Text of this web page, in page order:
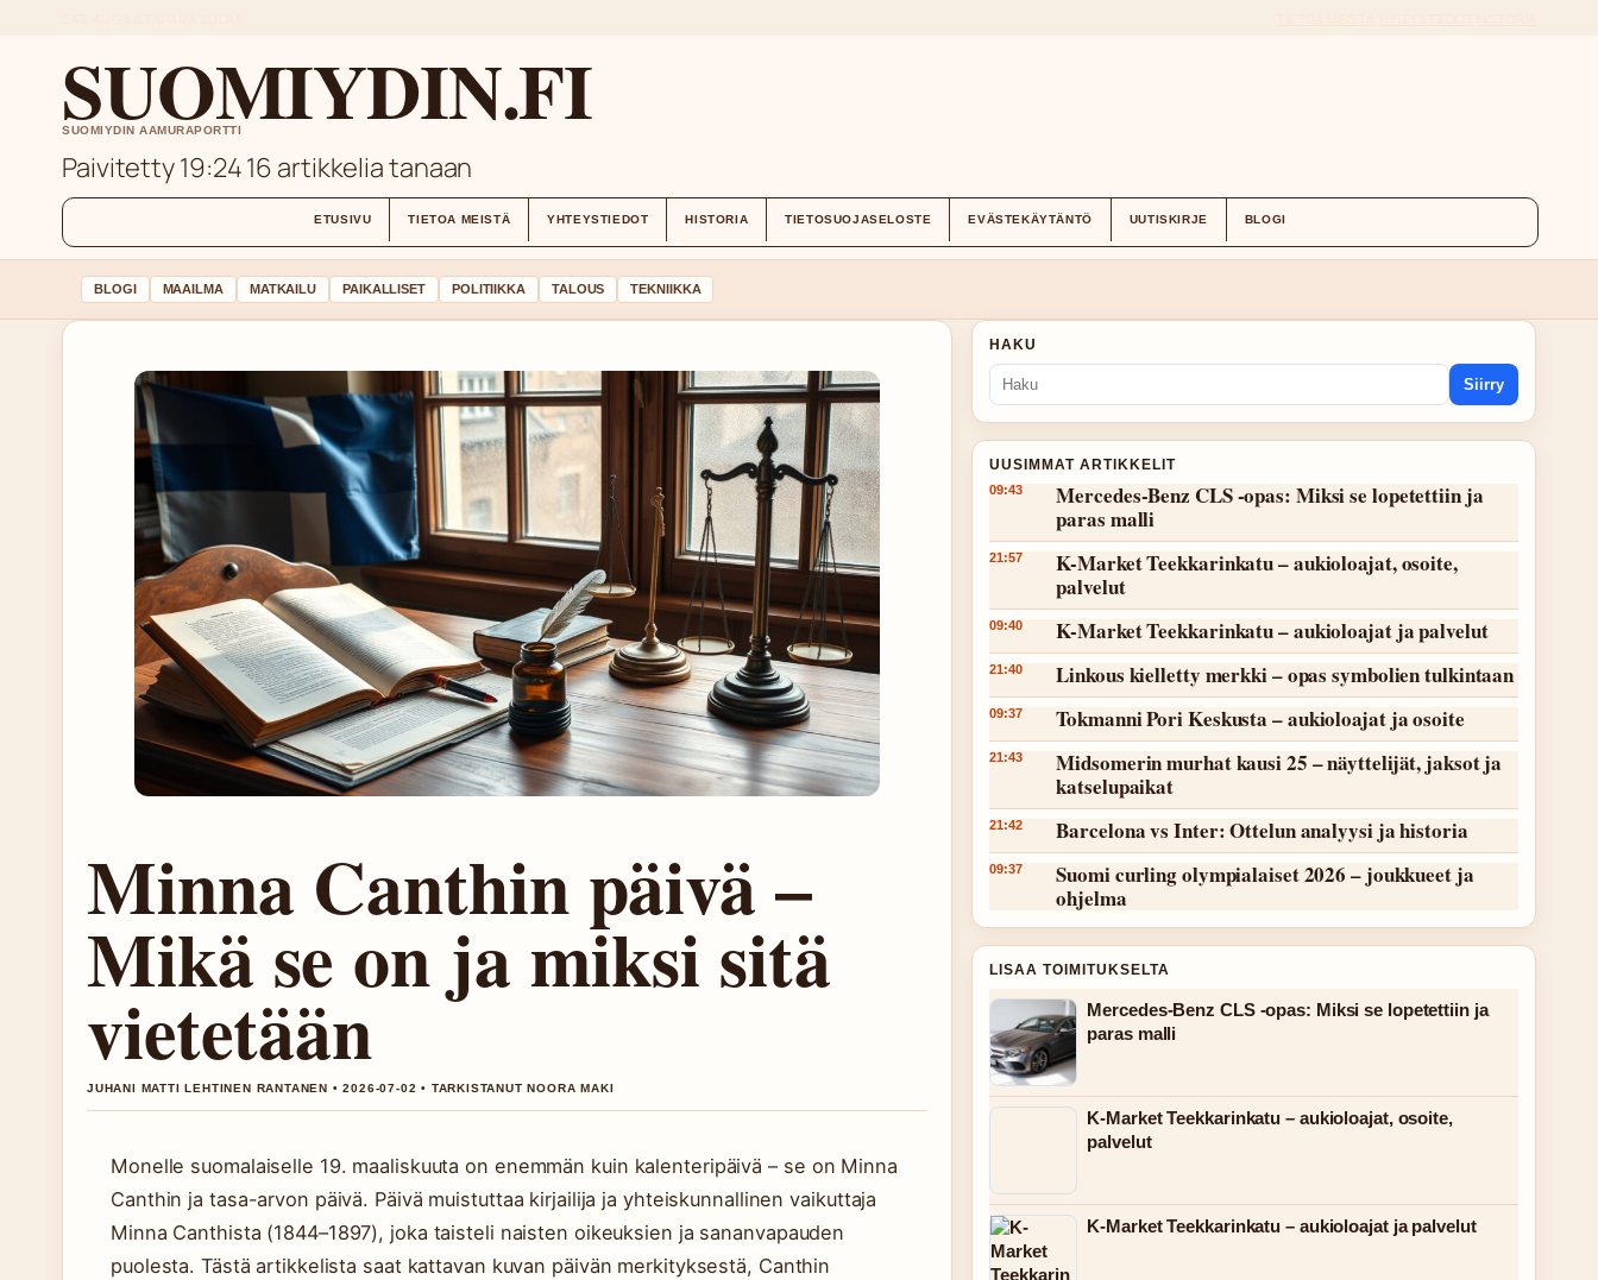
SUOMIYDIN.FI
SUOMIYDIN AAMURAPORTTI
Paivitetty 19:2416 artikkelia tanaan
ETUSIVU TIETOA MEISTÄ YHTEYSTIEDOT HISTORIA TIETOSUOJASELOSTE EVÄSTEKÄYTÄNTÖ UUTISKIRJE BLOGI
BLOGI MAAILMA MATKAILU PAIKALLISET POLITIIKKA TALOUS TEKNIIKKA
Minna Canthin päivä –
Mikä se on ja miksi sitä
vietetään
JUHANI MATTI LEHTINEN RANTANEN • 2026-07-02 • TARKISTANUT NOORA MAKI
Monelle suomalaiselle 19. maaliskuuta on enemmän kuin kalenteripäivä – se on Minna
Canthin ja tasa-arvon päivä. Päivä muistuttaa kirjailija ja yhteiskunnallinen vaikuttaja
Minna Canthista (1844–1897), joka taisteli naisten oikeuksien ja sananvapauden
puolesta. Tästä artikkelista saat kattavan kuvan päivän merkityksestä, Canthin
HAKU
Siirry
UUSIMMAT ARTIKKELIT
09:43
Mercedes-Benz CLS -opas: Miksi se lopetettiin ja
paras malli
21:57
K-Market Teekkarinkatu – aukioloajat, osoite,
palvelut
09:40 K-Market Teekkarinkatu – aukioloajat ja palvelut
21:40 Linkous kielletty merkki – opas symbolien tulkintaan
09:37 Tokmanni Pori Keskusta – aukioloajat ja osoite
21:43
Midsomerin murhat kausi 25 – näyttelijät, jaksot ja
katselupaikat
21:42 Barcelona vs Inter: Ottelun analyysi ja historia
09:37
Suomi curling olympialaiset 2026 – joukkueet ja
ohjelma
LISAA TOIMITUKSELTA
Mercedes-Benz CLS -opas: Miksi se lopetettiin ja
paras malli
K-Market Teekkarinkatu – aukioloajat, osoite,
palvelut
K-Market Teekkarinkatu – aukioloajat ja palvelut